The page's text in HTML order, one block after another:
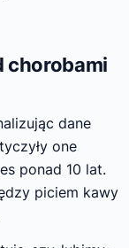
chorobami
dane
one
ponad 10 lat.
piciem kawy